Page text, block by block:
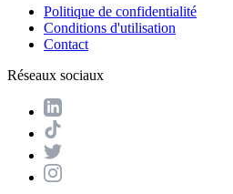
Politique de confidentialité
Conditions d'utilisation
Contact
Réseaux sociaux